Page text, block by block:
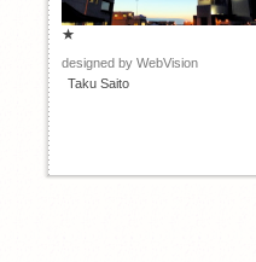
★
designed by WebVision
Taku Saito